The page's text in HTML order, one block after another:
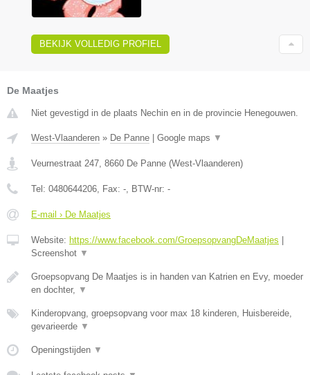
BEKIJK VOLLEDIG PROFIEL
De Maatjes
Niet gevestigd in de plaats Nechin en in de provincie Henegouwen.
West-Vlaanderen » De Panne Google maps ▼
Veurnestraat 247 8660 De Panne (West-Vlaanderen)
Tel: 0480644206 , Fax: - , BTW-nr: -
E-mail › De Maatjes
Website: https://www.facebook.com/GroepsopvangDeMaatjes
Screenshot ▼
Groepsopvang De Maatjes is in handen van Katrien en Evy, moeder
en dochter,
▼
Kinderopvang, groepsopvang voor max 18 kinderen, Huisbereide,
gevarieerde ▼
Openingstijden ▼